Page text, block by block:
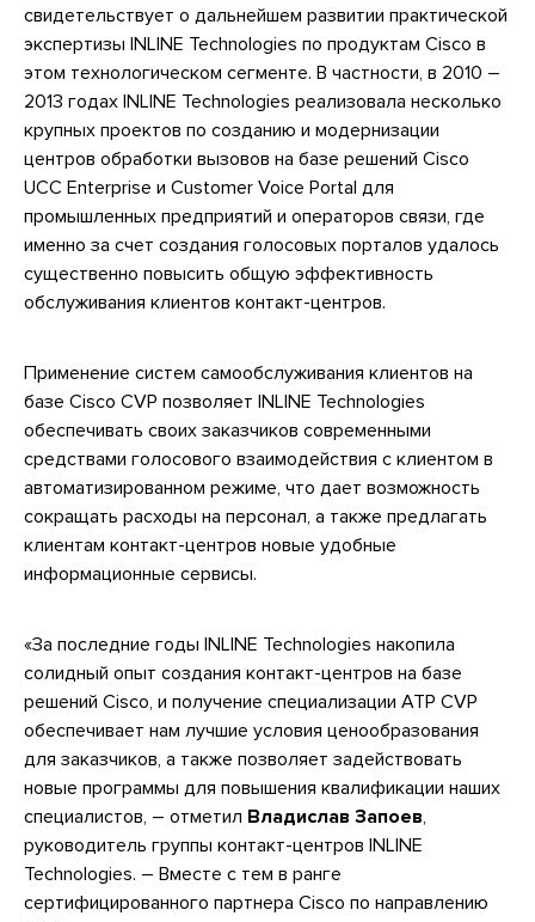
свидетельствует о дальнейшем развитии практической
экспертизы INLINE Technologies по продуктам Cisco в
этом технологическом сегменте. В частности, в 2010 –
2013 годах INLINE Technologies реализовала несколько
крупных проектов по созданию и модернизации
центров обработки вызовов на базе решений Cisco
UCC Enterprise и Customer Voice Portal для
промышленных предприятий и операторов связи, где
именно за счет создания голосовых порталов удалось
существенно повысить общую эффективность
обслуживания клиентов контакт-центров.
Применение систем самообслуживания клиентов на
базе Cisco CVP позволяет INLINE Technologies
обеспечивать своих заказчиков современными
средствами голосового взаимодействия с клиентом в
автоматизированном режиме, что дает возможность
сокращать расходы на персонал, а также предлагать
клиентам контакт-центров новые удобные
информационные сервисы.
«За последние годы INLINE Technologies накопила
солидный опыт создания контакт-центров на базе
решений Cisco, и получение специализации ATP CVP
обеспечивает нам лучшие условия ценообразования
для заказчиков, а также позволяет задействовать
новые программы для повышения квалификации наших
специалистов, – отметил Владислав Запоев,
руководитель группы контакт-центров INLINE
Technologies. – Вместе с тем в ранге
сертифицированного партнера Cisco по направлению